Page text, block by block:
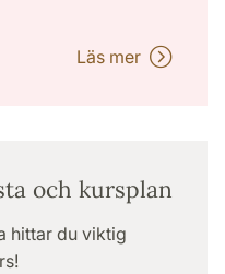
Läs mer
och kursplan
hittar du viktig